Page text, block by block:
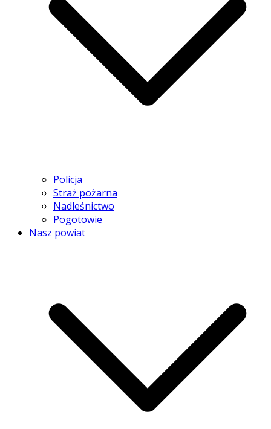
Policja
Straż pożarna
Nadleśnictwo
Pogotowie
Nasz powiat